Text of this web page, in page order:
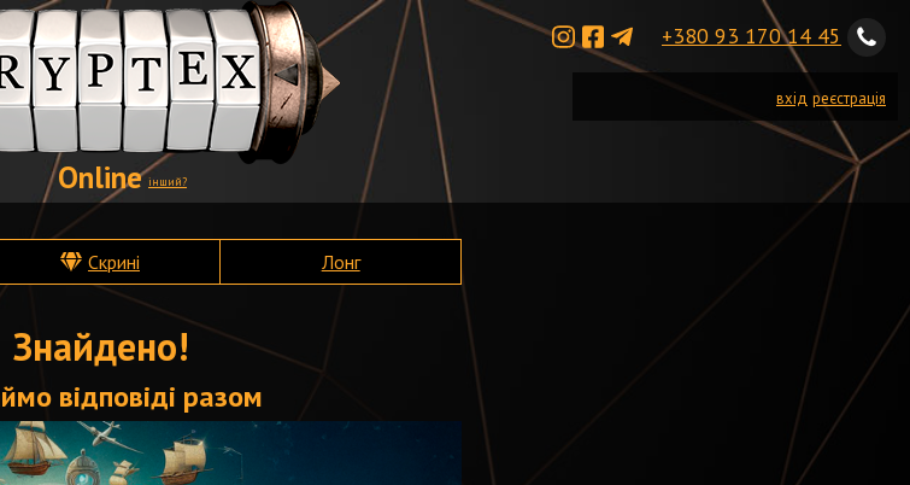
+380 93 170 14 45
Online інший?
вхід реєстрація
Скрині Лонг
Знайдено!
відповіді разом